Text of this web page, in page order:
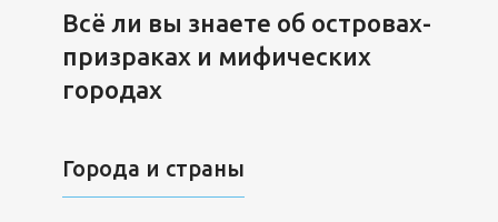
Всё ли вы знаете об островах-
призраках и мифических
городах
Города и страны